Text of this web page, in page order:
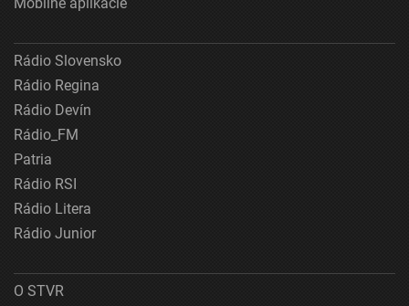
Rádio Slovensko
Rádio Regina
Rádio Devín
Rádio_FM
Patria
Rádio RSI
Rádio Litera
Rádio Junior
O STVR